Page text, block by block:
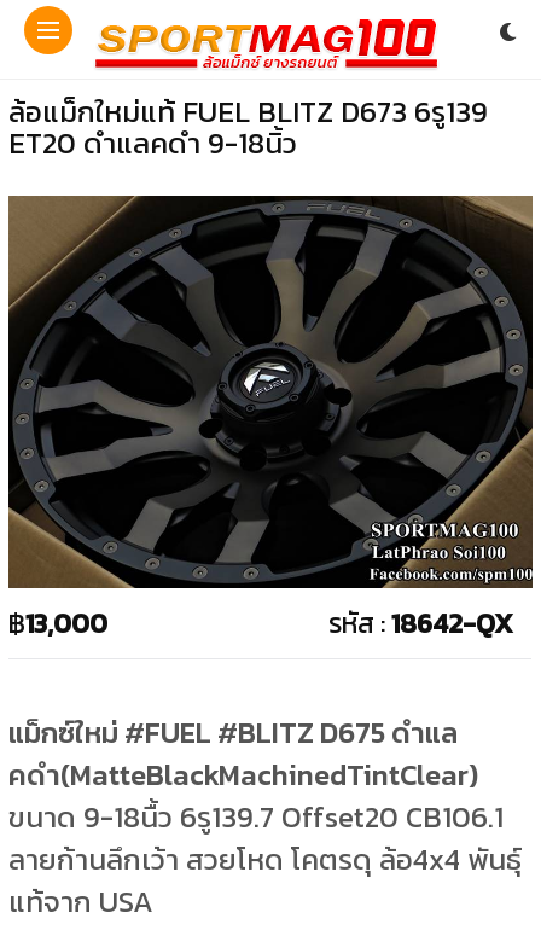
ล้อแม็กใหม่แท้ FUEL BLITZ D673 6รู139
ET20 ดำแลคดำ 9-18นิ้ว
฿13,000 รหัส :18642-QX
แม็กซ์ใหม่ #FUEL #BLITZ D675 ดำแล
คดำ(MatteBlackMachinedTintClear)
ขนาด 9-18นื้ว 6รู139.7 Offset20 CB106.1
ลายก้านลึกเว้า สวยโหด โคตรดุ ล้อ4x4 พันธุ์
แท้จาก USA